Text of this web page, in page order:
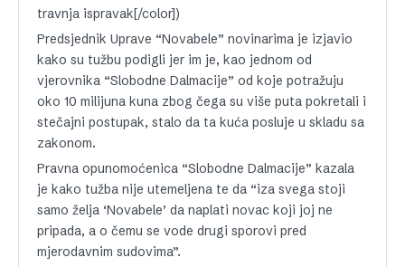
travnja ispravak[/color])
Predsjednik Uprave “Novabele” novinarima je izjavio
kako su tužbu podigli jer im je, kao jednom od
vjerovnika “Slobodne Dalmacije” od koje potražuju
oko 10 milijuna kuna zbog čega su više puta pokretali i
stečajni postupak, stalo da ta kuća posluje u skladu sa
zakonom.
Pravna opunomoćenica “Slobodne Dalmacije” kazala
je kako tužba nije utemeljena te da “iza svega stoji
samo želja ‘Novabele’ da naplati novac koji joj ne
pripada, a o čemu se vode drugi sporovi pred
mjerodavnim sudovima”.